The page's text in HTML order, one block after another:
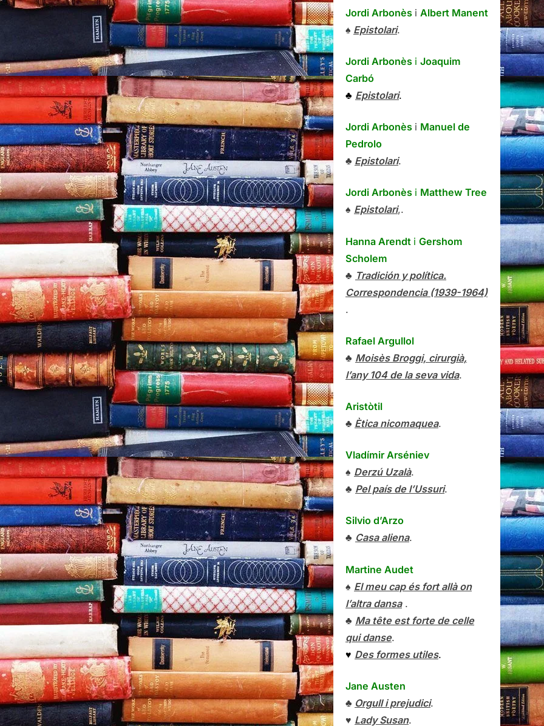
Jordi Arbonès i Albert Manent
♠ Epistolari.
Jordi Arbonès i Joaquim
Carbó
♣ Epistolari.
Jordi Arbonès i Manuel de
Pedrolo
♣ Epistolari.
Jordi Arbonès i Matthew Tree
♠ Epistolari,.
Hanna Arendt i Gershom
Scholem
♣ Tradición y política.
Correspondencia (1939-1964)
.
Rafael Argullol
♣ Moisès Broggi, cirurgià,
l’any 104 de la seva vida.
Aristòtil
♣ Ètica nicomaquea.
Vladímir Arséniev
♠ Derzú Uzalà.
♣ Pel país de l’Ussuri.
Silvio d’Arzo
♣ Casa aliena.
Martine Audet
♠ El meu cap és fort allà on
l’altra dansa.
♣ Ma tête est forte de celle
qui danse.
♥ Des formes utiles.
Jane Austen
♣ Orgull i prejudici.
♥ Lady Susan.